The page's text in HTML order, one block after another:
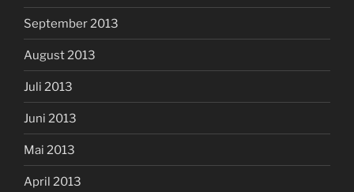
September 2013
August 2013
Juli 2013
Juni 2013
Mai 2013
April 2013